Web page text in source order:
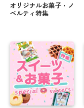
オリジナルお菓子・ノ
ベルティ特集